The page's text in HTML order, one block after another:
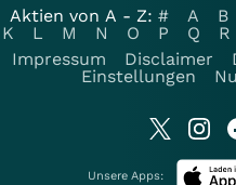
Aktien von A - Z: # A B
K
L M N O P Q R
Impressum
Disclaimer
Einstellungen
Unsere Apps: